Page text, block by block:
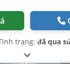
trạng: đã qua